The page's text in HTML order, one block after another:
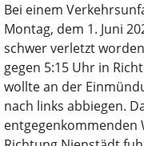
Bei einem
Montag, dem 1. Juni
schwer verletzt
gegen 5:15 Uhr in
wollte an der
nach links abbiegen.
entgegenkommenden